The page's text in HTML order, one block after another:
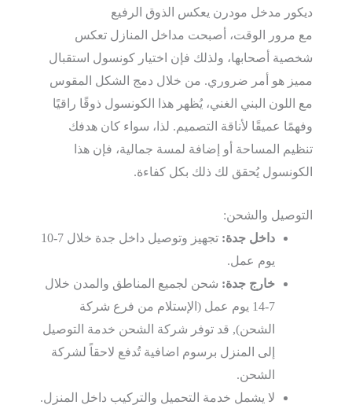
ديكور مدخل مودرن يعكس الذوق الرفيع
مع مرور الوقت، أصبحت مداخل المنازل تعكس
شخصية أصحابها، ولذلك فإن اختيار كونسول استقبال
مميز هو أمر ضروري. من خلال دمج الشكل المقوس
مع اللون البني الغني، يُظهر هذا الكونسول ذوقًا راقيًا
وفهمًا عميقًا لأناقة التصميم. لذا، سواء كان هدفك
تنظيم المساحة أو إضافة لمسة جمالية، فإن هذا
الكونسول يُحقق لك ذلك بكل كفاءة.
التوصيل والشحن:
داخل جدة:
تجهيز وتوصيل داخل جدة خلال 7-10
يوم عمل.
خارج جدة: شحن لجميع المناطق والمدن خلال
7-14 يوم عمل (الإستلام من فرع شركة
الشحن), قد توفر شركة الشحن خدمة التوصيل
إلى المنزل برسوم اضافية تُدفع لاحقاً لشركة
الشحن.
لا يشمل خدمة التحميل والتركيب داخل المنزل.